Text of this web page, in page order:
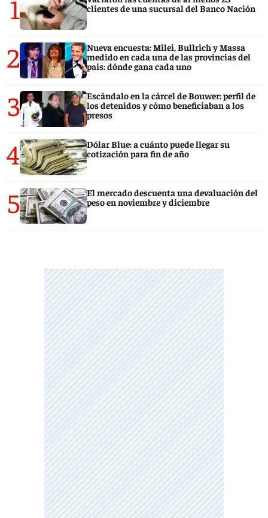
1
clientes de una sucursal del Banco Nación
2
Nueva encuesta: Milei, Bullrich y Massa
medido en cada una de las provincias del
país: dónde gana cada uno
3
Escándalo en la cárcel de Bouwer: perfil de
los detenidos y cómo beneficiaban a los
presos
4
Dólar Blue: a cuánto puede llegar su
cotización para fin de año
5
El mercado descuenta una devaluación del
peso en noviembre y diciembre